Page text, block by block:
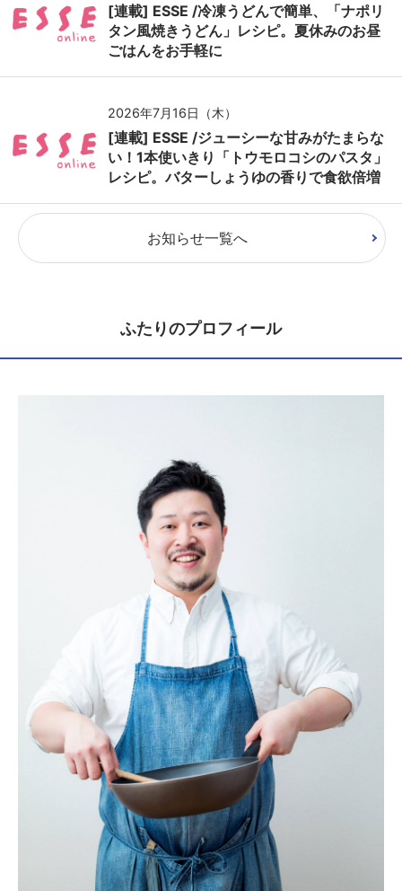
[連載] ESSE /冷凍うどんで簡単、「ナポリ
タン風焼きうどん」レシピ。夏休みのお昼
ごはんをお手軽に
2026年7月16日（木）
[連載] ESSE /ジューシーな甘みがたまらな
い！1本使いきり「トウモロコシのパスタ」
レシピ。バターしょうゆの香りで食欲倍増
お知らせ一覧へ
ふたりのプロフィール